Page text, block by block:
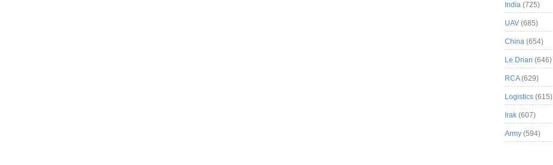
India (725)
UAV (685)
China (654)
Le Drian (646)
RCA(629)
Logistics (615)
Irak (607)
Army (594)